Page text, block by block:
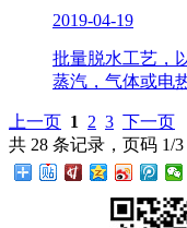
2019-04-19
批量脱水工艺，
蒸汽，气体或电
上一页 1 2 3 下一页
共 28 条记录，页码 1/3